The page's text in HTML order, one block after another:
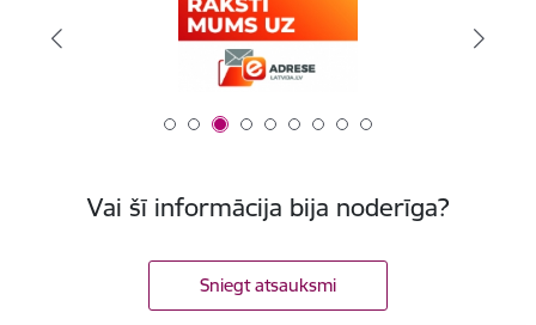
Vai šī informācija bija noderīga?
Sniegt atsauksmi